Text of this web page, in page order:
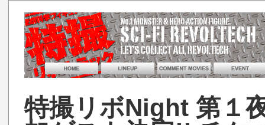
特撮リボNight 第１